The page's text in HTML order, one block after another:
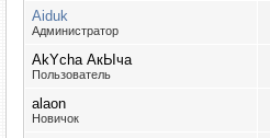
Aiduk
Администратор
AkYcha АкЫча
Пользователь
alaon
Новичок